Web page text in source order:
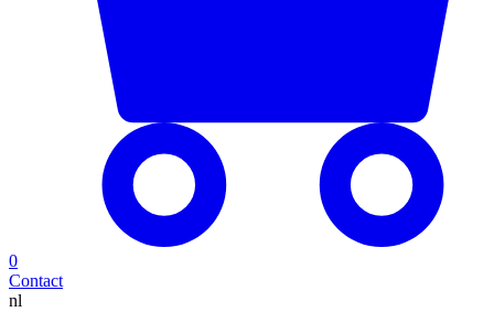
0
Contact
nl